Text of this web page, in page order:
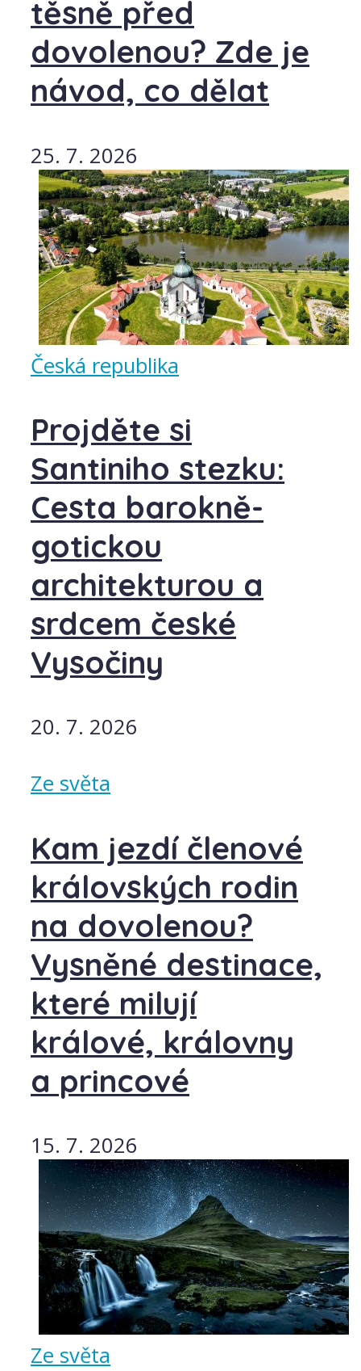
těsně před
dovolenou? Zde je
návod, co dělat
25. 7. 2026
Česká republika
Projděte si
Santiniho stezku:
Cesta barokně-
gotickou
architekturou a
srdcem české
Vysočiny
20. 7. 2026
Ze světa
Kam jezdí členové
královských rodin
na dovolenou?
Vysněné destinace,
které milují
králové, královny
a princové
15. 7. 2026
Ze světa